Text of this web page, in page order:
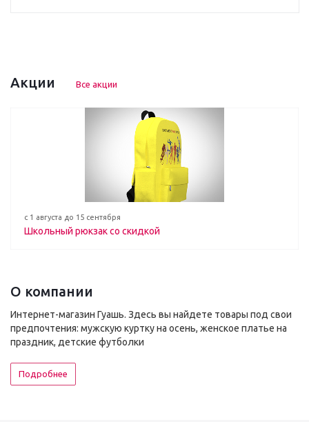
Акции Все акции
с 1 августа до 15 сентября
Школьный рюкзак со скидкой
О компании
Интернет-магазин Гуашь. Здесь вы найдете товары под свои
предпочтения: мужскую куртку на осень, женское платье на
праздник, детские футболки
Подробнее